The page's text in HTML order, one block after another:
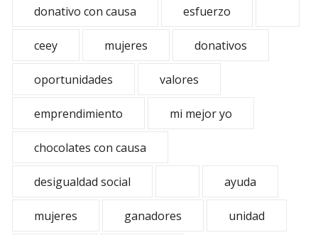
donativo con causa esfuerzo
ceey mujeres donativos
oportunidades valores
emprendimiento mi mejor yo
chocolates con causa
desigualdad social ayuda
mujeres ganadores unidad